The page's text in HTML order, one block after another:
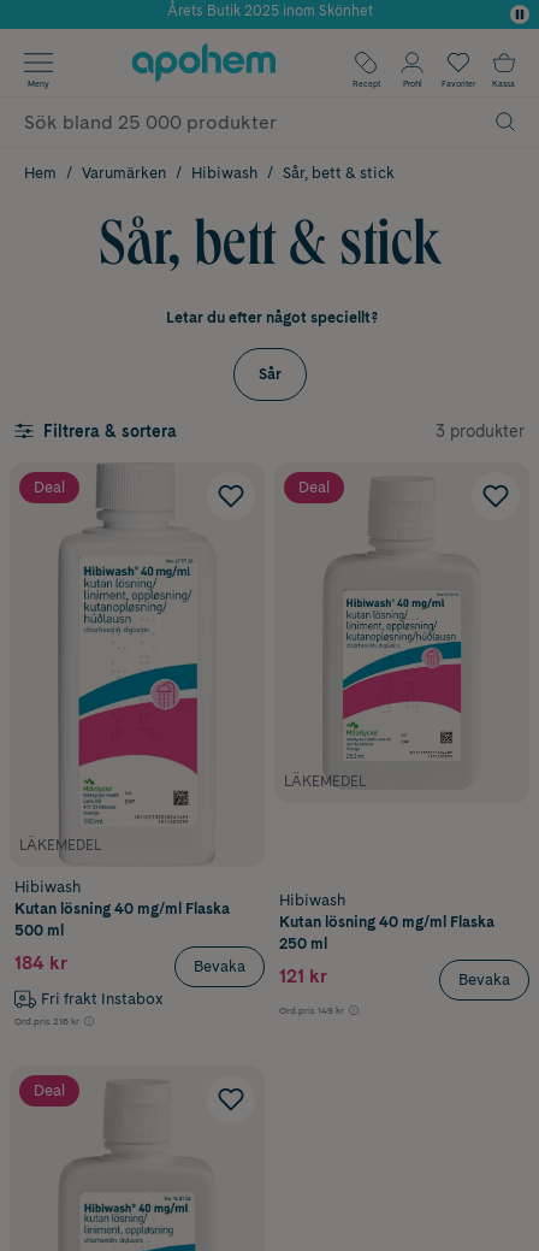
Använd kod: SOMMAR20 för 20% över 649kr
✓ Fri frakt
✓ Poäng på alla köp*
Meny Recept Profil Favoriter Kassa
Hem Varumärken Hibiwash Sår, bett & stick
Sår, bett & stick
Letar du efter något speciellt?
Sår
Filtrera & sortera 3 produkter
Deal
LÄKEMEDEL
Hibiwash
Kutan lösning 40 mg/ml Flaska
500 ml
184 kr
Fri frakt Instabox
Ord.pris 216 kr
Bevaka
Deal
LÄKEMEDEL
Hibiwash
Kutan lösning 40 mg/ml Flaska
250 ml
121 kr
Ord.pris 149 kr
Bevaka
Deal